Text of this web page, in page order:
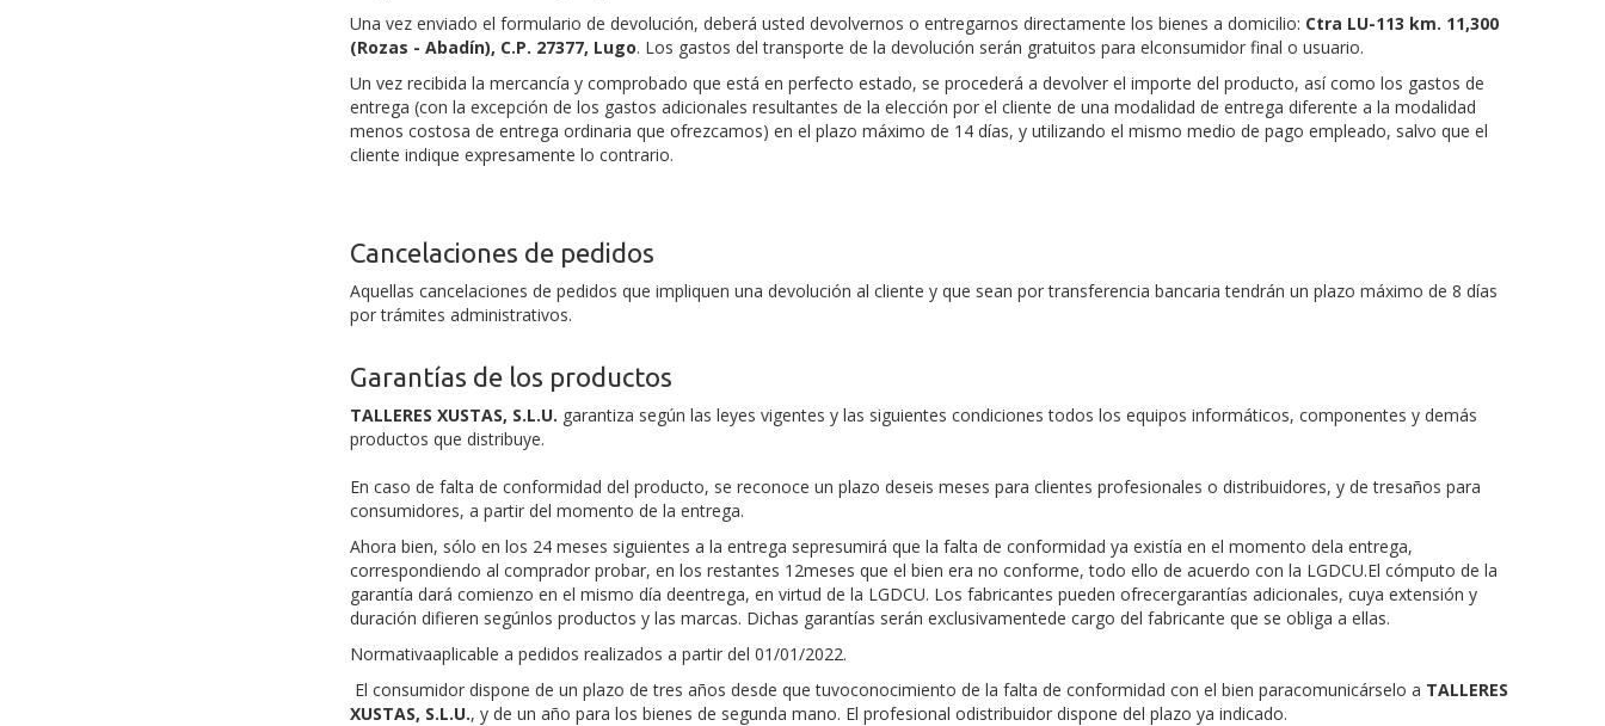
Una vez enviado el formulario de devolución, deberá usted devolvernos o entregarnos directamente los bienes a domicilio: Ctra LU-113 km. 11,300
(Rozas - Abadín), C.P. 27377, Lugo. Los gastos del transporte de la devolución serán gratuitos para elconsumidor final o usuario.
Un vez recibida la mercancía y comprobado que está en perfecto estado, se procederá a devolver el importe del producto, así como los gastos de
entrega (con la excepción de los gastos adicionales resultantes de la elección por el cliente de una modalidad de entrega diferente a la modalidad
menos costosa de entrega ordinaria que ofrezcamos) en el plazo máximo de 14 días, y utilizando el mismo medio de pago empleado, salvo que el
cliente indique expresamente lo contrario.
Cancelaciones de pedidos
Aquellas cancelaciones de pedidos que impliquen una devolución al cliente y que sean por transferencia bancaria tendrán un plazo máximo de 8 días
por trámites administrativos.
Garantías de los productos
TALLERES XUSTAS, S.L.U. garantiza según las leyes vigentes y las siguientes condiciones todos los equipos informáticos, componentes y demás
productos que distribuye.
En caso de falta de conformidad del producto, se reconoce un plazo deseis meses para clientes profesionales o distribuidores, y de tresaños para
consumidores, a partir del momento de la entrega.
Ahora bien, sólo en los 24 meses siguientes a la entrega sepresumirá que la falta de conformidad ya existía en el momento dela entrega,
correspondiendo al comprador probar, en los restantes 12meses que el bien era no conforme, todo ello de acuerdo con la LGDCU.El cómputo de la
garantía dará comienzo en el mismo día deentrega, en virtud de la LGDCU. Los fabricantes pueden ofrecergarantías adicionales, cuya extensión y
duración difieren segúnlos productos y las marcas. Dichas garantías serán exclusivamentede cargo del fabricante que se obliga a ellas.
Normativaaplicable a pedidos realizados a partir del 01/01/2022.
El consumidor dispone de un plazo de tres años desde que tuvoconocimiento de la falta de conformidad con el bien paracomunicárselo a TALLERES
XUSTAS, S.L.U., y de un año para los bienes de segunda mano. El profesional odistribuidor dispone del plazo ya indicado.